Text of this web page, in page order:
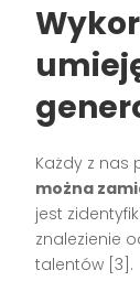
Każdy z nas
można
jest
znalezienie
talentów [3].